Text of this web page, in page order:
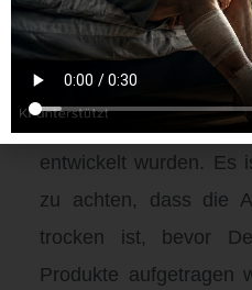
hautreizenden
Pickeln in der
ratsam, milde
verwenden, die
entwickelt wurden. Es
zu achten, dass die
trocken ist, bevor
Produkte aufgetragen